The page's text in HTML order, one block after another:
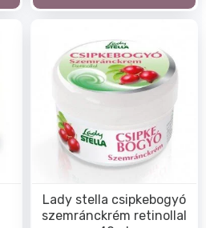
Lady stella csipkebogyó
szemránckrém retinollal